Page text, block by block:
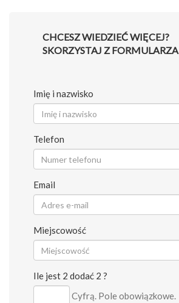
CHCESZ WIEDZIEĆ WIĘCEJ?
SKORZYSTAJ Z FORMULARZA
Imię i nazwisko
Telefon
Email
Miejscowość
Ile jest 2 dodać 2 ?
Cyfrą. Pole obowiązkowe.